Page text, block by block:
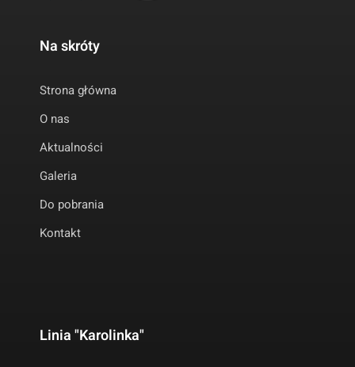
Na skróty
Strona główna
O nas
Aktualności
Galeria
Do pobrania
Kontakt
Linia "Karolinka"